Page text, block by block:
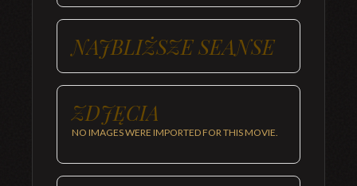
NAJBLIŻSZE SEANSE
ZDJĘCIA
NO IMAGES WERE IMPORTED FOR THIS MOVIE.